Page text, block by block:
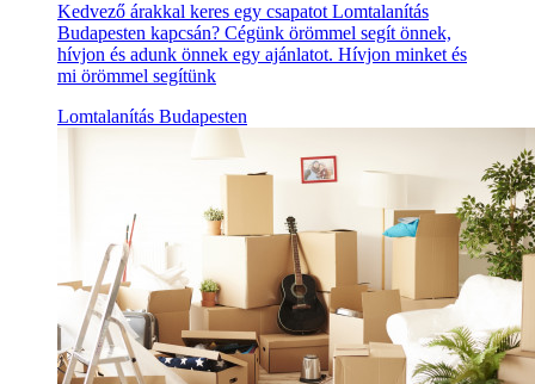
Kedvező árakkal keres egy csapatot Lomtalanítás
Budapesten kapcsán? Cégünk örömmel segít önnek,
hívjon és adunk önnek egy ajánlatot. Hívjon minket és
mi örömmel segítünk
Lomtalanítás Budapesten